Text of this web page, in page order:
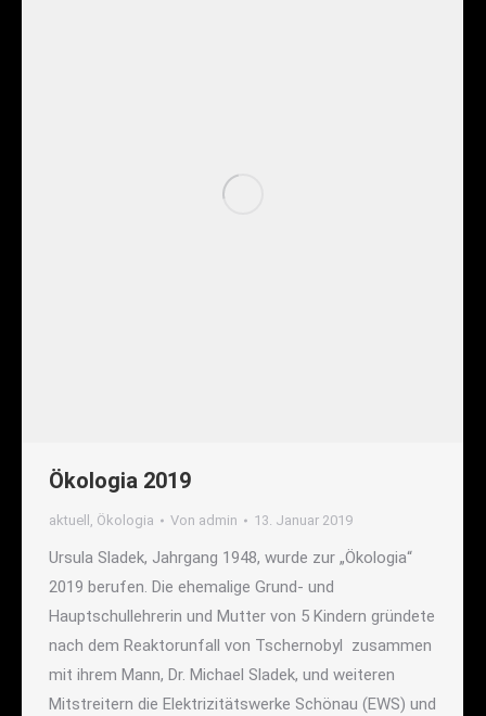
Ökologia 2019
aktuell , Ökologia Von admin 13. Januar 2019
Ursula Sladek, Jahrgang 1948, wurde zur „Ökologia“
2019 berufen. Die ehemalige Grund- und
Hauptschullehrerin und Mutter von 5 Kindern gründete
nach dem Reaktorunfall von Tschernobyl zusammen
mit ihrem Mann, Dr. Michael Sladek, und weiteren
Mitstreitern die Elektrizitätswerke Schönau (EWS) und